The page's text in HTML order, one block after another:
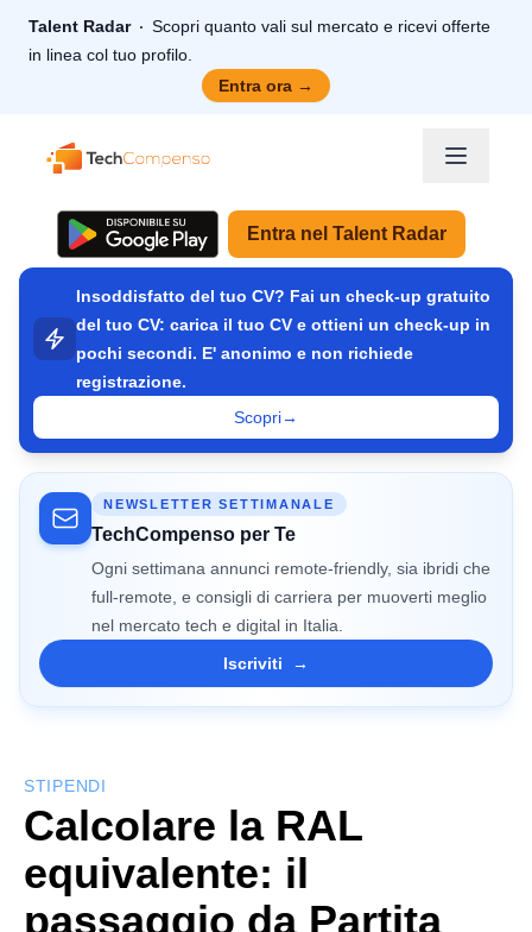
Talent Radar
Scopri quanto vali sul mercato e ricevi offerte
in linea col tuo profilo.
Entra ora →
TechCompenso
Entra nel Talent Radar
Insoddisfatto del tuo CV? Fai un check-up gratuito
del tuo CV: carica il tuo CV e ottieni un check-up in
pochi secondi. E' anonimo e non richiede
registrazione.
Scopri→
NEWSLETTER SETTIMANALE
TechCompenso per Te
Ogni settimana annunci remote-friendly, sia ibridi che
full-remote, e consigli di carriera per muoverti meglio
nel mercato tech e digital in Italia.
Iscriviti
→
STIPENDI
Calcolare la RAL
equivalente: il
passaggio da Partita